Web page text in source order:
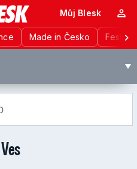
Made in Česko
Můj Blesk